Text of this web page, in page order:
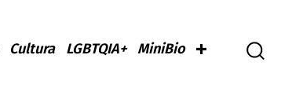
Cultura LGBTQIA+ MiniBio